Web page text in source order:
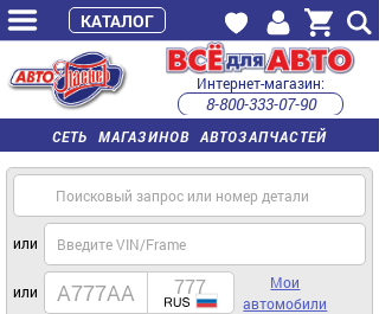
СЕТЬ МАГАЗИНОВ АВТОЗАПЧАСТЕЙ
Интернет-магазин:
8-800-333-07-90
часы работы с 9:00 до 22:00 (пн-пт)
или
или
Мои
автомобили
КАТАЛОГ